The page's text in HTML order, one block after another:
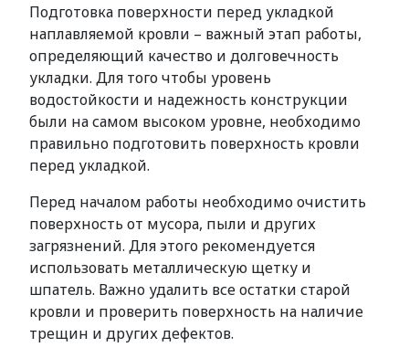
Подготовка поверхности перед укладкой
наплавляемой кровли – важный этап работы,
определяющий качество и долговечность
укладки. Для того чтобы уровень
водостойкости и надежность конструкции
были на самом высоком уровне, необходимо
правильно подготовить поверхность кровли
перед укладкой.
Перед началом работы необходимо очистить
поверхность от мусора, пыли и других
загрязнений. Для этого рекомендуется
использовать металлическую щетку и
шпатель. Важно удалить все остатки старой
кровли и проверить поверхность на наличие
трещин и других дефектов.